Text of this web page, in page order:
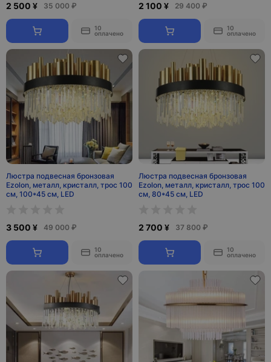
2 500 ¥ 35 000 ₽
10
оплачено
2 100 ¥ 29 400 ₽
10
оплачено
Люстра подвесная бронзовая
Ezolon, металл, кристалл, трос 100
см, 100*45 см, LED
3 500 ¥ 49 000 ₽
10
оплачено
Люстра подвесная бронзовая
Ezolon, металл, кристалл, трос 100
см, 80*45 см, LED
2 700 ¥ 37 800 ₽
10
оплачено